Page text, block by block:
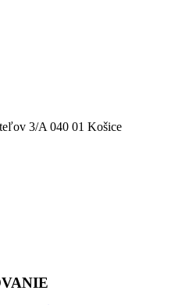
3/A 040 01 Košice